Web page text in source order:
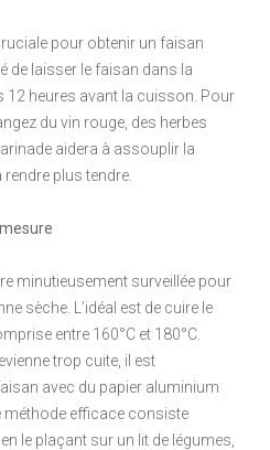
pour obtenir un faisan
de laisser le faisan dans la
12 heures avant la cuisson. Pour
du vin rouge, des herbes
aidera à assouplir la
plus tendre.
minutieusement surveillée pour
sèche. L’idéal est de cuire le
entre 160°C et 180°C.
trop cuite, il est
avec du papier aluminium
méthode efficace consiste
le plaçant sur un lit de légumes,